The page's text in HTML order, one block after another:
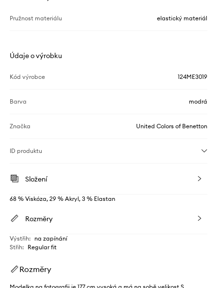
Pružnost materiálu elastický materiál
Údaje o výrobku
Kód výrobce 124ME3019
Barva modrá
Značka United Colors of Benetton
ID produktu
Složení
68 % Viskóza, 29 % Akryl, 3 % Elastan
Rozměry
Výstřih: na zapínání
Střih: Regular fit
Rozměry